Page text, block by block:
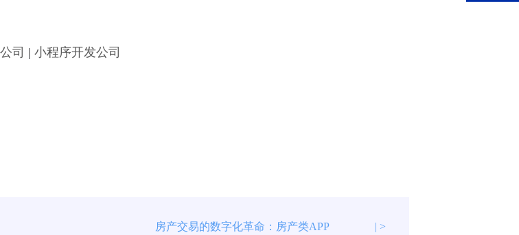
司 | 小程序开发公司
房产交易的数字化革命：房产类APP | >